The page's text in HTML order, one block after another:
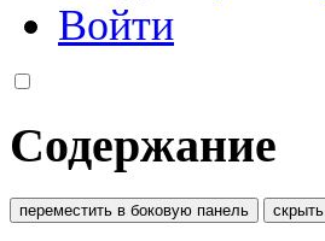
Войти
Содержание
переместить в боковую панель скрыть